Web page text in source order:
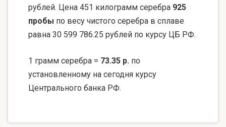
рублей. Цена 451 килограмм серебра 925
пробы по весу чистого серебра в сплаве
равна 30 599 786.25 рублей по курсу ЦБ РФ.
1 грамм серебра = 73.35 р. по
установленному на сегодня курсу
Центрального банка РФ.